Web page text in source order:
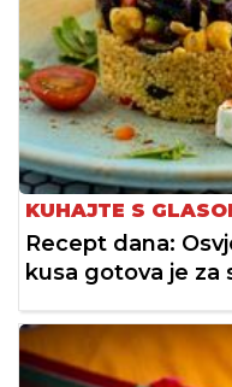
KUHAJTE S
Recept dana:
kusa gotova je za